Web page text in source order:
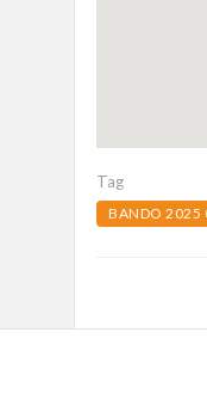
Tag
BANDO 2025